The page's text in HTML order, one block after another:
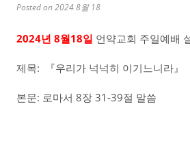
Posted on 2024 8월 18
2024년 8월18일 언약교회 주일예배
제목: 『우리가 넉넉히 이기느니라』
본문: 로마서 8장 31-39절 말씀